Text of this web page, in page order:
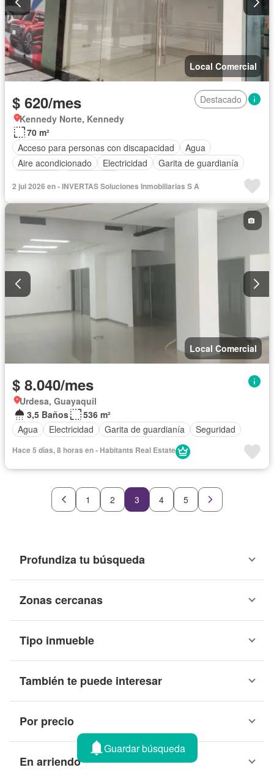
Local Comercial
$ 620/mes
Destacado
Kennedy Norte, Kennedy
70 m²
Acceso para personas con discapacidad
Agua
Aire acondicionado
Electricidad
Garita de guardianía
2 jul 2026 en - INVERTAS Soluciones Inmobiliarias S A
Local Comercial
$ 8.040/mes
Urdesa, Guayaquil
3,5 Baños
536 m²
Agua
Electricidad Garita de guardianía Seguridad
Hace 5 días, 8 horas en - Habitants Real Estate
1 2 3 4 5
Profundiza tu búsqueda
Zonas cercanas
Tipo inmueble
También te puede interesar
Por precio
En arriendo
Guardar búsqueda